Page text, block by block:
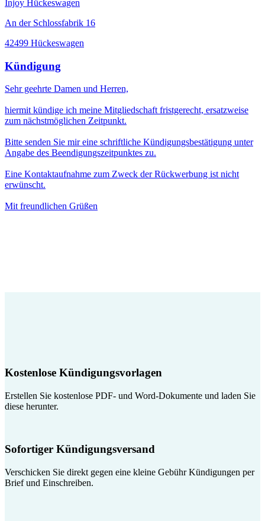
Injoy Hückeswagen
An der Schlossfabrik 16
42499 Hückeswagen
Kündigung
Sehr geehrte Damen und Herren,
hiermit kündige ich meine Mitgliedschaft fristgerecht, ersatzweise
zum nächstmöglichen Zeitpunkt.
Bitte senden Sie mir eine schriftliche Kündigungsbestätigung unter
Angabe des Beendigungszeitpunktes zu.
Eine Kontaktaufnahme zum Zweck der Rückwerbung ist nicht
erwünscht.
Mit freundlichen Grüßen
Kostenlose Kündigungsvorlagen
Erstellen Sie kostenlose PDF- und Word-Dokumente und laden Sie
diese herunter.
Sofortiger Kündigungsversand
Verschicken Sie direkt gegen eine kleine Gebühr Kündigungen per
Brief und Einschreiben.